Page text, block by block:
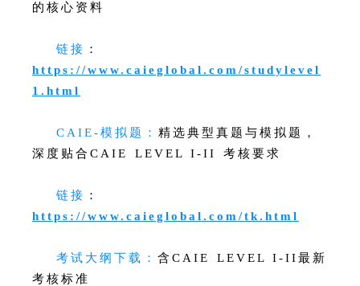
的核心资料
链接 ：
https://www.caieglobal.com/studylevel
1.html
CAIE-模拟题： 精选典型真题与模拟题，
深度贴合CAIE LEVEL I-II 考核要求
链接 ：
https://www.caieglobal.com/tk.html
考试大纲下载： 含CAIE LEVEL I-II最新
考核标准
务！关于认证等级、报考流程、企业合作等
问题都可以问我。
09:21